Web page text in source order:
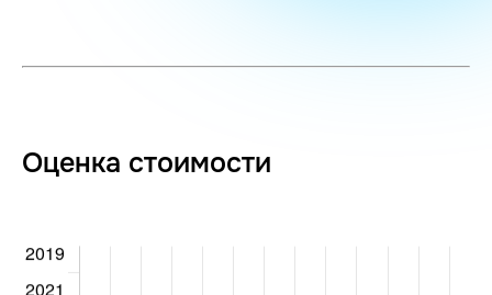
Оценка стоимости